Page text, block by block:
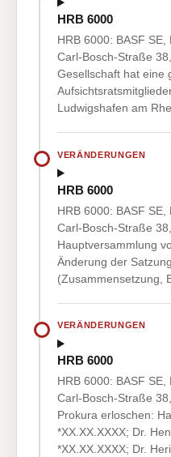
HRB 6000
HRB 6000: BASF
Carl-Bosch-Straße
Gesellschaft hat eine
Ludwigshafen am
VERÄNDERUNGEN
HRB 6000
HRB 6000: BASF SE,
Carl-Bosch-Straße
Hauptversammlung
Änderung der
(Zusammensetzung,
VERÄNDERUNGEN
HRB 6000
HRB 6000: BASF
Carl-Bosch-Straße
Prokura erloschen:
*XX.XX.XXXX; Dr.
*XX.XX.XXXX; Dr.